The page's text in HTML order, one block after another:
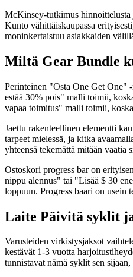
McKinsey-tutkimus hinnoittelusta
Kunto vähittäiskaupassa
moninkertaistuu asiakkaiden
Miltä Gear Bundle
Perinteinen "Osta One Get One"
estää 30% pois" malli toimii,
vapaa toimitus" malli toimii,
Jaettu rakenteellinen elementti
tarpeet mielessä, ja kitka
yhteensä tekemättä mitään
Ostoskori progress bar on
nippu alennus" tai "Lisää $ 30
loppuun. Progress baari on usein
Laite Päivitä syklit
Varusteiden virkistysjaksot
kestävät 1-3 vuotta
tunnistavat nämä syklit sen